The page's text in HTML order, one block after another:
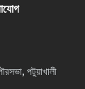
পটুয়াখালী